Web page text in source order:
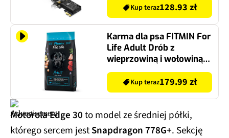
Kup teraz128.93 zł
Karma dla psa FITMIN For
Life Adult Drób z
wieprzowiną i wołowiną
12 kg
Kup teraz179.99 zł
Motorola Edge 30to model ze średniej półki,
którego sercem jestSnapdragon 778G+. Sekcję